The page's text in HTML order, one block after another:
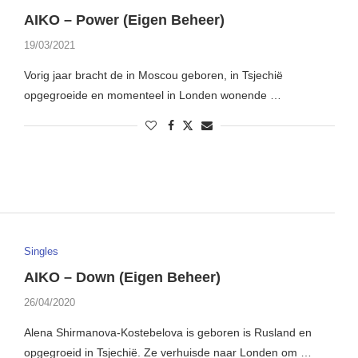
AIKO – Power (Eigen Beheer)
19/03/2021
Vorig jaar bracht de in Moscou geboren, in Tsjechië
opgegroeide en momenteel in Londen wonende …
Singles
AIKO – Down (Eigen Beheer)
26/04/2020
Alena Shirmanova-Kostebelova is geboren is Rusland en
opgegroeid in Tsjechië. Ze verhuisde naar Londen om …